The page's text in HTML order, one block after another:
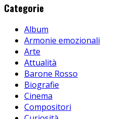
Categorie
Album
Armonie emozionali
Arte
Attualità
Barone Rosso
Biografie
Cinema
Compositori